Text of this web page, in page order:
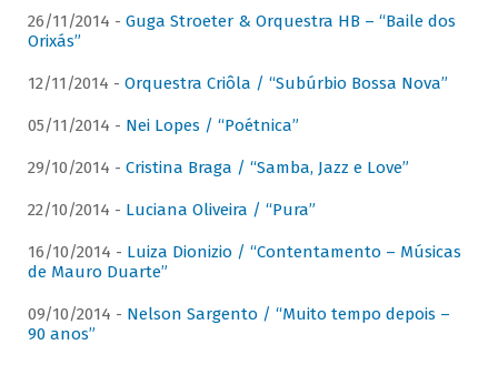
26/11/2014 - Guga Stroeter & Orquestra HB – “Baile dos
Orixás”
12/11/2014 - Orquestra Criôla / “Subúrbio Bossa Nova”
05/11/2014 - Nei Lopes / “Poétnica”
29/10/2014 - Cristina Braga / “Samba, Jazz e Love”
22/10/2014 - Luciana Oliveira / “Pura”
16/10/2014 - Luiza Dionizio / “Contentamento – Músicas
de Mauro Duarte”
09/10/2014 - Nelson Sargento / “Muito tempo depois –
90 anos”